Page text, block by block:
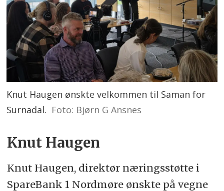
Knut Haugen ønskte velkommen til Saman for
Surnadal. Foto: Bjørn G Ansnes
Knut Haugen
Knut Haugen, direktør næringsstøtte i
SpareBank 1 Nordmøre ønskte på vegne